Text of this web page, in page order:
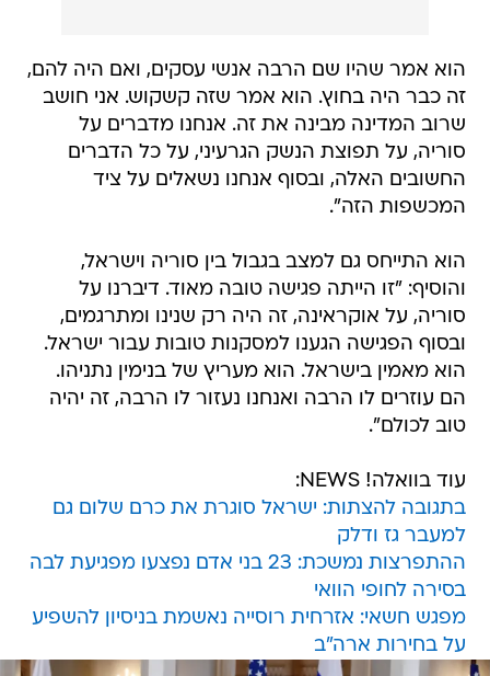
הוא אמר שהיו שם הרבה אנשי עסקים, ואם היה להם,
זה כבר היה בחוץ. הוא אמר שזה קשקוש. אני חושב
שרוב המדינה מבינה את זה. אנחנו מדברים על
סוריה, על תפוצת הנשק הגרעיני, על כל הדברים
החשובים האלה, ובסוף אנחנו נשאלים על ציד
המכשפות הזה".
הוא התייחס גם למצב בגבול בין סוריה וישראל,
והוסיף: "זו הייתה פגישה טובה מאוד. דיברנו על
סוריה, על אוקראינה, זה היה רק שנינו ומתרגמים,
ובסוף הפגישה הגענו למסקנות טובות עבור ישראל.
הוא מאמין בישראל. הוא מעריץ של בנימין נתניהו.
הם עוזרים לו הרבה ואנחנו נעזור לו הרבה, זה יהיה
טוב לכולם".
עוד בוואלה! NEWS:
בתגובה להצתות: ישראל סוגרת את כרם שלום גם
למעבר גז ודלק
ההתפרצות נמשכת: 23 בני אדם נפצעו מפגיעת לבה
בסירה לחופי הוואי
מפגש חשאי: אזרחית רוסייה נאשמת בניסיון להשפיע
על בחירות ארה"ב